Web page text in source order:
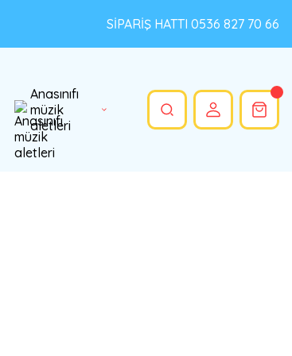
SİPARİŞ HATTI 0536 827 70 66
Anasınıfı
müzik
aletleri